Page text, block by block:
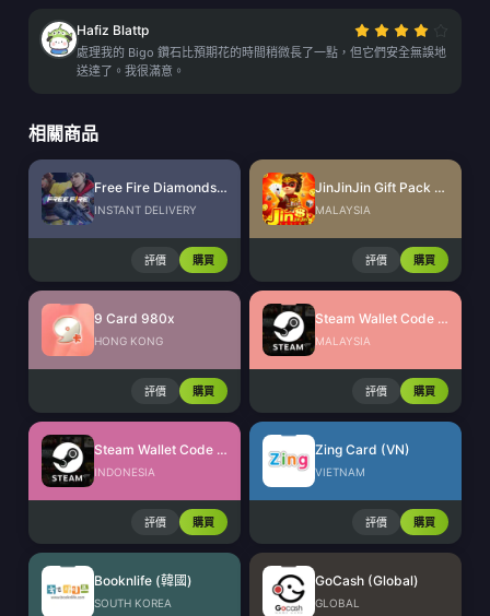
Hafiz Blattp
處理我的 Bigo 鑽石比預期花的時間稍微長了一點，但它們安全無誤地
送達了。我很滿意。
相關商品
Free Fire Diamonds EU + TR
INSTANT DELIVERY
評價 購買
JinJinJin Gift Pack Redeem Code
MALAYSIA
評價 購買
9 Card 980x
HONG KONG
評價 購買
Steam Wallet Code (MYR)
MALAYSIA
評價 購買
Steam Wallet Code (IDR)
INDONESIA
評價 購買
Zing Card (VN)
VIETNAM
評價 購買
Booknlife (韓國)
SOUTH KOREA
GoCash (Global)
GLOBAL